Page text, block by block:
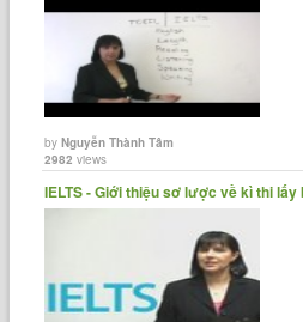
byNguyễn Thành Tâm
2982 views
IELTS - Giới thiệu sơ lược về kì thi lấy